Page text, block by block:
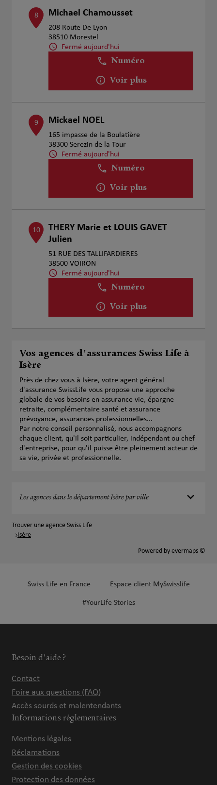
8 Michael Chamousset
208 Route De Lyon
38510 Morestel
Fermé aujourd'hui
Numéro
Voir plus
9 Mickael NOEL
165 impasse de la Boulatière
38300 Serezin de la Tour
Fermé aujourd'hui
Numéro
Voir plus
10
THERY Marie et LOUIS GAVET
Julien
51 RUE DES TALLIFARDIERES
38500 VOIRON
Fermé aujourd'hui
Numéro
Voir plus
Vos agences d'assurances Swiss Life à
Isère
Près de chez vous à Isère, votre agent général
d'assurance SwissLife vous propose une approche
globale de vos besoins en assurance vie, épargne
retraite, complémentaire santé et assurance
prévoyance, assurances professionnelles...
Par notre conseil personnalisé, nous accompagnons
chaque client, qu'il soit particulier, indépendant ou chef
d'entreprise, pour qu'il puisse être pleinement acteur de
sa vie, privée et professionnelle.
Les agences dans le département Isère par ville
Trouver une agence Swiss Life
Isère
Powered by evermaps ©
Swiss Life en France Espace client MySwisslife
#YourLife Stories
Besoin d'aide ?
Contact
Foire aux questions (FAQ)
Accès sourds et malentendants
Informations réglementaires
Mentions légales
Réclamations
Gestion des cookies
Protection des données